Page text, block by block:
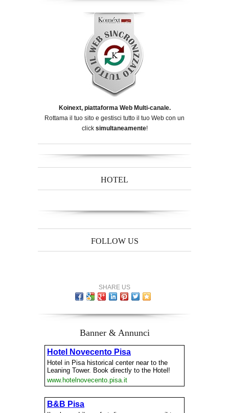
Koinext, piattaforma Web Multi-canale.
Rottama il tuo sito e gestisci tutto il tuo Web con un
click simultaneamente!
HOTEL
FOLLOW US
SHARE US
Banner & Annunci